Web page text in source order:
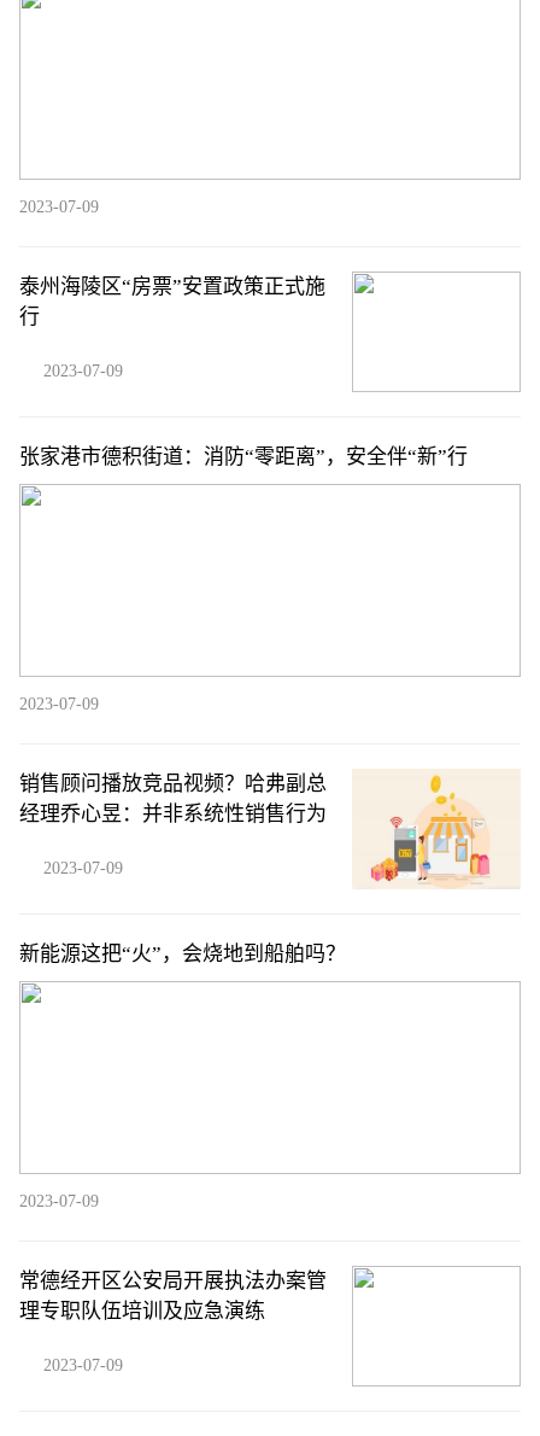
2023-07-09
泰州海陵区“房票”安置政策正式施
行
2023-07-09
张家港市德积街道：消防“零距离”，安全伴“新”行
2023-07-09
销售顾问播放竞品视频？哈弗副总
经理乔心昱：并非系统性销售行为
2023-07-09
新能源这把“火”，会烧地到船舶吗？
2023-07-09
常德经开区公安局开展执法办案管
理专职队伍培训及应急演练
2023-07-09